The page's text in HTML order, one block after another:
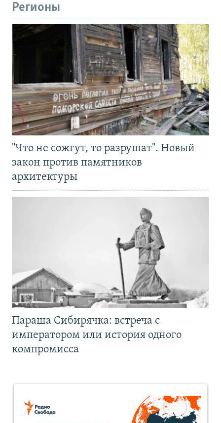
Регионы
"Что не сожгут, то разрушат". Новый
закон против памятников
архитектуры
Параша Сибирячка: встреча с
императором или история одного
компромисса